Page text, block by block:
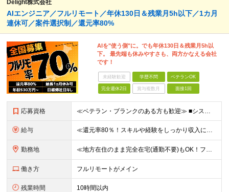
Delight株式会社
AIエンジニア／フルリモート／年休130日＆残業月5h以下／1カ月
連休可／案件選択制／還元率80%
AIを"使う側"に。でも年休130日＆残業月5h以
下。 最先端も休みやすさも、両方かなえる会社
です！
未経験歓迎 学歴不問 ベテランOK
完全週休2日 賞与複数月 面接1回
応募資格 ≪ベテラン・ブランクのある方も歓迎≫ ■システム開発の実務経験をお持ちの方（言語・工程・年数不問） ■学歴不問 ≪こんな方はぜひご応募ください≫ □AIを武器に、市場価値を高めたい □AIツールを実
給与 ≪還元率80％！スキルや経験をしっかり収入に反映します≫ 年俸530万円以上＋業績賞与 ※スキル・経験を考慮の上、優遇いたします ※上記年俸を12分割し、月1回支給します ※上記年俸には固定残業代月
勤務地 ≪地方在住のまま完全在宅(通勤不要)もOK！フルリモート7割、ハイブリッド2割！≫ ご自宅でのリモートワーク、または東京都、神奈川、埼玉、千葉を中心とするお客様先での勤務 ■本社アクセス 東京都豊島
働き方 フルリモートがメイン
残業時間 10時間以内